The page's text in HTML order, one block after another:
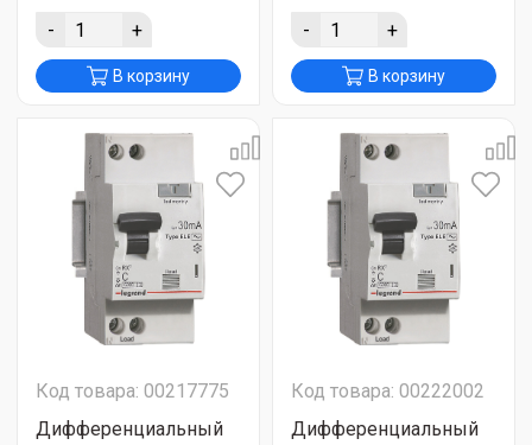
- +
В корзину
- +
В корзину
Код товара: 00217775
Дифференциальный
Код товара: 00222002
Дифференциальный